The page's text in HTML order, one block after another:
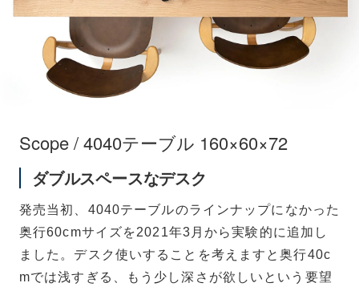
Scope / 4040テーブル 160×60×72
ダブルスペースなデスク
発売当初、4040テーブルのラインナップになかった
奥行60cmサイズを2021年3月から実験的に追加し
ました。デスク使いすることを考えますと奥行40c
mでは浅すぎる、もう少し深さが欲しいという要望